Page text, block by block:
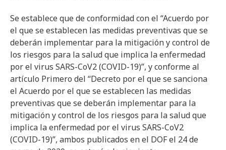
Se establece que de conformidad con el “Acuerdo por
el que se establecen las medidas preventivas que se
deberán implementar para la mitigación y control de
los riesgos para la salud que implica la enfermedad
por el virus SARS-CoV2 (COVID-19)”, y conforme al
artículo Primero del “Decreto por el que se sanciona
el Acuerdo por el que se establecen las medidas
preventivas que se deberán implementar para la
mitigación y control de los riesgos para la salud que
implica la enfermedad por el virus SARS-CoV2
(COVID-19)”, ambos publicados en el DOF el 24 de